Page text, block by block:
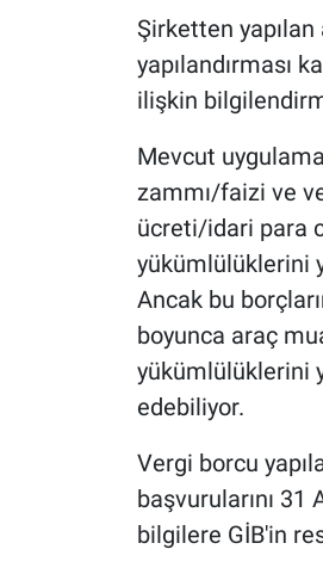
Şirketten yapılan
yapılandırması
ilişkin
Mevcut
zammı/faizi ve
ücreti/idari para
yükümlülüklerini
Ancak bu
boyunca araç
yükümlülüklerini
edebiliyor.
Vergi borcu
başvurularını
bilgilere GİB'in